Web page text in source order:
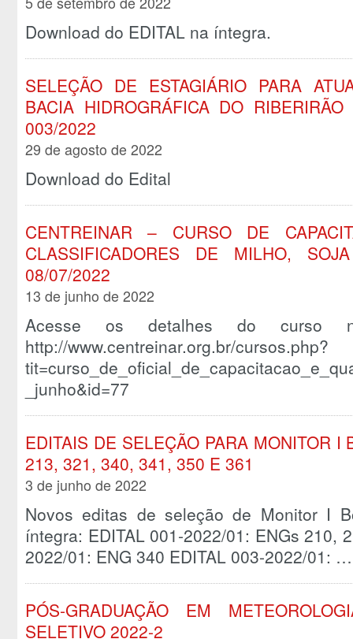
Download do EDITAL na íntegra.
SELEÇÃO DE ESTAGIÁRIO PARA
BACIA HIDROGRÁFICA DO
003/2022
29 de agosto de 2022
Download do Edital
CENTREINAR – CURSO DE
CLASSIFICADORES DE MILHO,
08/07/2022
13 de junho de 2022
Acesse os detalhes do curso
http://www.centreinar.org.br/cursos.php?
_junho&id=77
EDITAIS DE SELEÇÃO PARA MONITOR
213, 321, 340, 341, 350 E 361
3 de junho de 2022
Novos editas de seleção de Monitor I
íntegra: EDITAL 001-2022/01: ENGs 210,
2022/01: ENG 340 EDITAL 003-2022/01:
PÓS-GRADUAÇÃO EM
SELETIVO 2022-2